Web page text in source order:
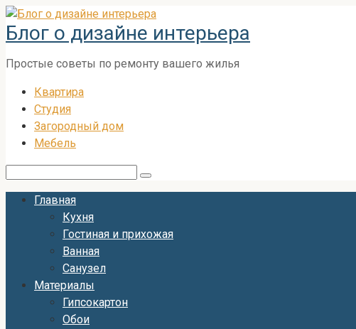
Перейти
к
контенту
Блог о дизайне интерьера
Простые советы по ремонту вашего жилья
Квартира
Студия
Загородный дом
Мебель
Главная
Кухня
Гостиная и прихожая
Ванная
Санузел
Материалы
Гипсокартон
Обои